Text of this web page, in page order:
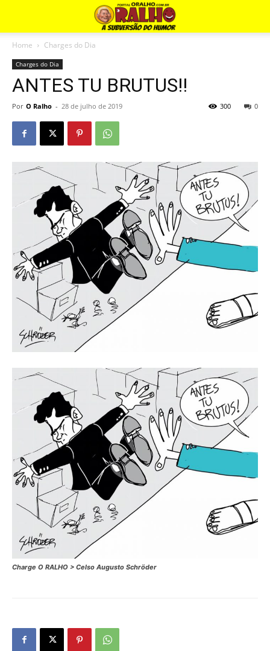
Home Charges do Dia
Charges do Dia
ANTES TU BRUTUS!!
Por O Ralho - 28 de julho de 2019 0
300
Charge O RALHO > Celso Augusto Schröder